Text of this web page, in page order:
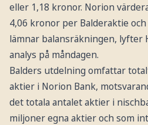
eller 1,18 kronor. Norion
4,06 kronor per Balderaktie
lämnar balansräkningen, lyfter
analys på måndagen.
Balders utdelning omfattar
aktier i Norion Bank,
det totala antalet aktier i
miljoner egna aktier och som